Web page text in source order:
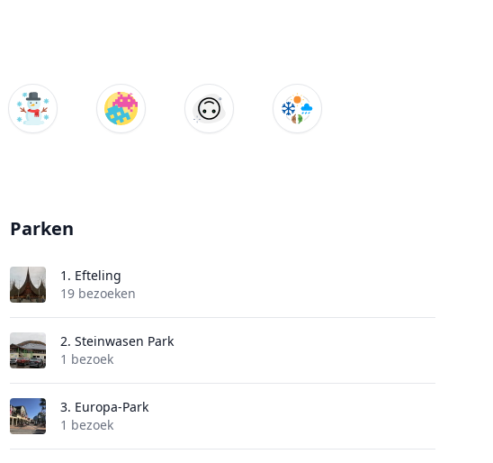
Parken
1. Efteling
19 bezoeken
2. Steinwasen Park
1 bezoek
3. Europa-Park
1 bezoek